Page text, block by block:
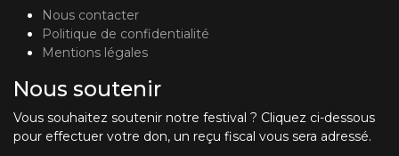
Nous contacter
Politique de confidentialité
Mentions légales
Nous soutenir
Vous souhaitez soutenir notre festival ? Cliquez ci-dessous
pour effectuer votre don, un reçu fiscal vous sera adressé.